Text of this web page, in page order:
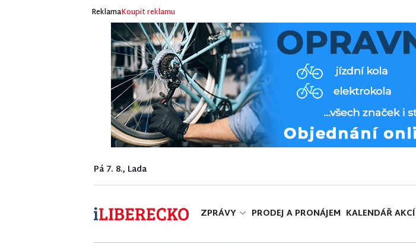
ReklamaKoupit reklamu
Pá 7. 8., Lada
ZPRÁVY PRODEJ A PRONÁJEM KALENDÁŘ AKCÍ